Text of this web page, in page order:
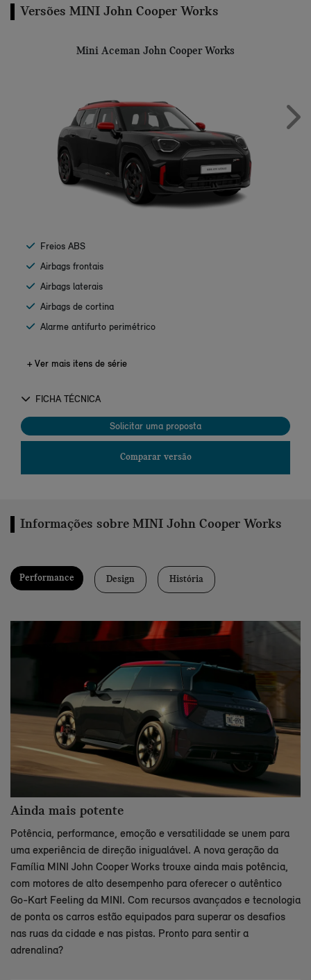
Versões MINI John Cooper Works
Mini Aceman John Cooper Works
Freios ABS
Airbags frontais
Airbags laterais
Airbags de cortina
Alarme antifurto perimétrico
+ Ver mais itens de série
FICHA TÉCNICA
Solicitar uma proposta
Comparar versão
Next
Informações sobre MINI John Cooper Works
Performance Design História
Ainda mais potente
Potência, performance, emoção e versatilidade se unem para
uma experiência de direção inigualável. A nova geração da
Família MINI John Cooper Works trouxe ainda mais potência,
com motores de alto desempenho para oferecer o autêntico
Go-Kart Feeling da MINI. Com recursos avançados e tecnologia
de ponta os carros estão equipados para superar os desafios
nas ruas da cidade e nas pistas. Pronto para sentir a
adrenalina?